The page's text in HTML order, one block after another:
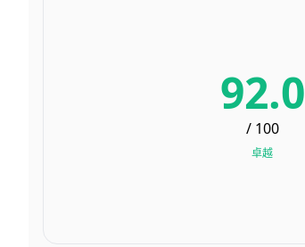
92.0
/ 100
卓越